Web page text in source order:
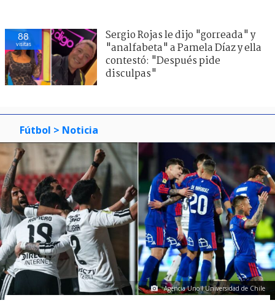
88
visitas
Sergio Rojas le dijo "gorreada" y
"analfabeta" a Pamela Díaz y ella
contestó: "Después pide
disculpas"
Fútbol > Noticia
Agencia Uno I Universidad de Chile